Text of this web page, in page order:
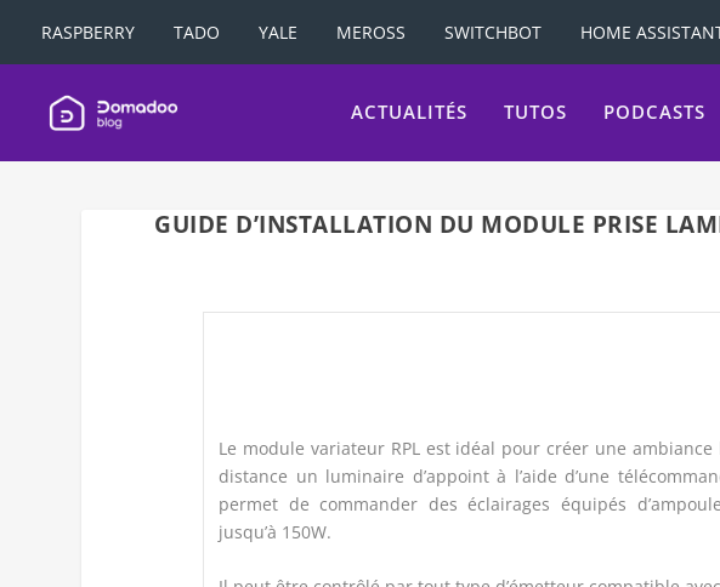
RASPBERRY TADO YALE MEROSS SWITCHBOT HOME
ACTUALITÉS TUTOS PODCASTS
GUIDE D’INSTALLATION DU MODULE PRISE
Le module variateur RPL est idéal pour créer une
distance un luminaire d’appoint à l’aide d’une
permet de commander des éclairages équipés
jusqu’à 150W.